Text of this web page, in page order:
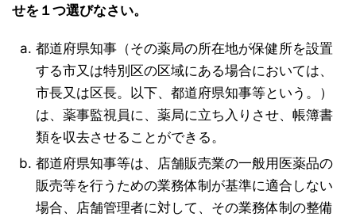
せを１つ選びなさい。
都道府県知事（その薬局の所在地が保健所を設置
する市又は特別区の区域にある場合においては、
市長又は区長。以下、都道府県知事等という。）
は、薬事監視員に、薬局に立ち入りさせ、帳簿書
類を収去させることができる。
都道府県知事等は、店舗販売業の一般用医薬品の
販売等を行うための業務体制が基準に適合しない
場合、店舗管理者に対して、その業務体制の整備